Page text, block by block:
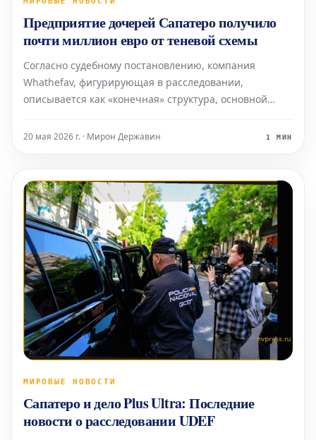
Предприятие дочерей Сапатеро получило
почти миллион евро от теневой схемы
Согласно судебному постановлению, компания
Whathefav, фигурирующая в расследовании,
описывается как «конечная» структура, основной
функционал, как указывается, едва ли выходил за
20 мая 2026 г. · Мирон Державин 1 МИН
МИРОВЫЕ НОВОСТИ
Сапатеро и дело Plus Ultra: Последние
новости о расследовании UDEF